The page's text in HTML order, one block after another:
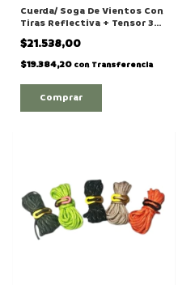
Cuerda/ Soga De Vientos Con
Tiras Reflectiva + Tensor 30
Mts.
$21.538,00
$19.384,20 con Transferencia
Comprar